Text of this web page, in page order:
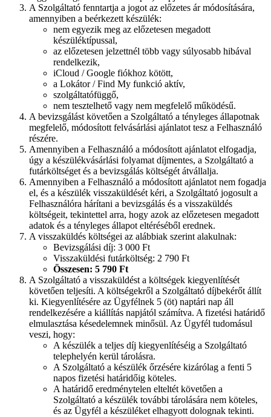
A Szolgáltató fenntartja a jogot az előzetes ár módosítására,
amennyiben a beérkezett készülék:
nem egyezik meg az előzetesen megadott
készüléktípussal,
az előzetesen jelzettnél több vagy súlyosabb hibával
rendelkezik,
iCloud / Google fiókhoz kötött,
a Lokátor / Find My funkció aktív,
szolgáltatófüggő,
nem tesztelhető vagy nem megfelelő működésű.
A bevizsgálást követően a Szolgáltató a tényleges állapotnak
megfelelő, módosított felvásárlási ajánlatot tesz a Felhasználó
részére.
Amennyiben a Felhasználó a módosított ajánlatot elfogadja,
úgy a készülékvásárlási folyamat díjmentes, a Szolgáltató a
futárköltséget és a bevizsgálás költségét átvállalja.
Amennyiben a Felhasználó a módosított ajánlatot nem fogadja
el, és a készülék visszaküldését kéri, a Szolgáltató jogosult a
Felhasználóra hárítani a bevizsgálás és a visszaküldés
költségeit, tekintettel arra, hogy azok az előzetesen megadott
adatok és a tényleges állapot eltéréséből erednek.
A visszaküldés költségei az alábbiak szerint alakulnak:
Bevizsgálási díj: 3 000 Ft
Visszaküldési futárköltség: 2 790 Ft
Összesen: 5 790 Ft
A Szolgáltató a visszaküldést a költségek kiegyenlítését
követően teljesíti. A költségekről a Szolgáltató díjbekérőt állít
ki. Kiegyenlítésére az Ügyfélnek 5 (öt) naptári nap áll
rendelkezésére a kiállítás napjától számítva. A fizetési határidő
elmulasztása késedelemnek minősül. Az Ügyfél tudomásul
veszi, hogy:
A készülék a teljes díj kiegyenlítéséig a Szolgáltató
telephelyén kerül tárolásra.
A Szolgáltató a készülék őrzésére kizárólag a fenti 5
napos fizetési határidőig köteles.
A határidő eredménytelen elteltét követően a
Szolgáltató a készülék további tárolására nem köteles,
és az Ügyfél a készüléket elhagyott dolognak tekinti.